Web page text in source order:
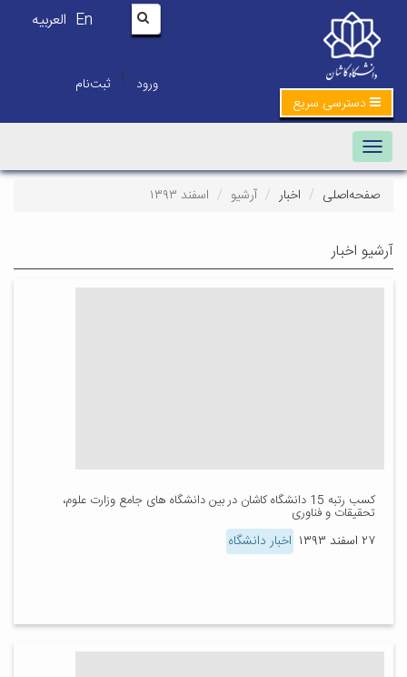
En العربیه
ورود | ثبت‌نام
دسترسی سریع
Toggle navigation
صفحه‌اصلی اخبار آرشیو اسفند ۱۳۹۳
آرشیو اخبار
کسب رتبه 15 دانشگاه کاشان در بین دانشگاه های جامع وزارت علوم،
تحقیقات و فناوری
۲۷ اسفند ۱۳۹۳ اخبار دانشگاه